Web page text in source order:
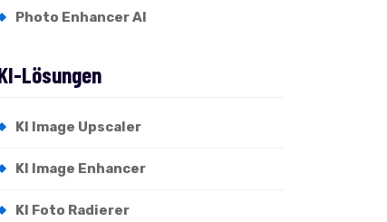
Photo Enhancer AI
Lösungen
KI Image Upscaler
KI Image Enhancer
KI Foto Radierer